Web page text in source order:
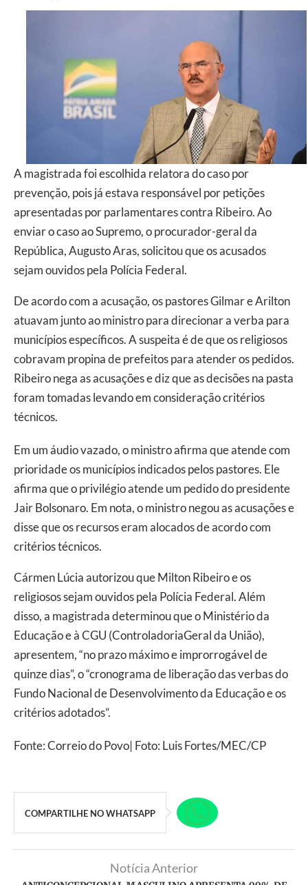
A magistrada foi escolhida relatora do caso por
prevenção, pois já estava responsável por petições
apresentadas por parlamentares contra Ribeiro. Ao
enviar o caso ao Supremo, o procurador-geral da
República, Augusto Aras, solicitou que os acusados
sejam ouvidos pela Polícia Federal.
De acordo com a acusação, os pastores Gilmar e Arilton
atuavam junto ao ministro para direcionar a verba para
municípios específicos. A suspeita é de que os religiosos
cobravam propina de prefeitos para atender os pedidos.
Ribeiro nega as acusações e diz que as decisões na pasta
foram tomadas levando em consideração critérios
técnicos.
Em um áudio vazado, o ministro afirma que atende com
prioridade os municípios indicados pelos pastores. Ele
afirma que o privilégio atende um pedido do presidente
Jair Bolsonaro. Em nota, o ministro negou as acusações e
disse que os recursos eram alocados de acordo com
critérios técnicos.
Cármen Lúcia autorizou que Milton Ribeiro e os
religiosos sejam ouvidos pela Polícia Federal. Além
disso, a magistrada determinou que o Ministério da
Educação e à CGU (ControladoriaGeral da União),
apresentem, “no prazo máximo e improrrogável de
quinze dias”, o “cronograma de liberação das verbas do
Fundo Nacional de Desenvolvimento da Educação e os
critérios adotados”.
Fonte: Correio do Povo| Foto: Luis Fortes/MEC/CP
COMPARTILHE NO WHATSAPP
Notícia Anterior